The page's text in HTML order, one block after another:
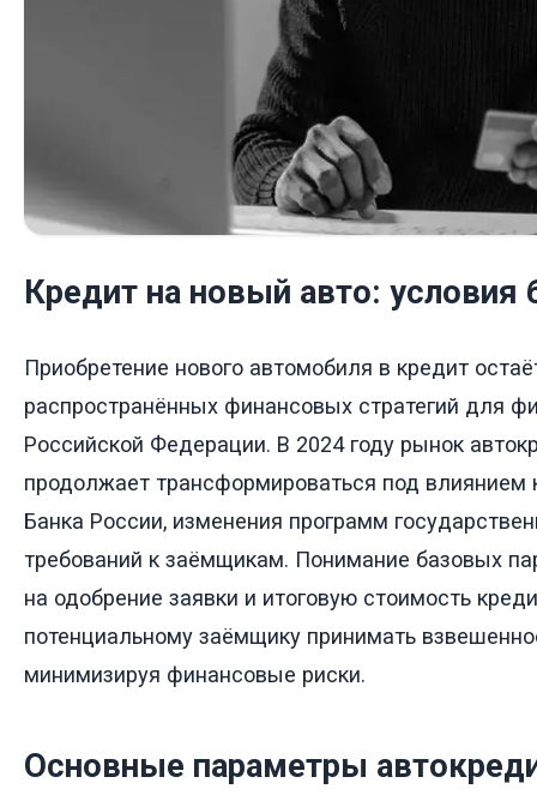
Кредит на новый авто: условия
Приобретение нового автомобиля в кредит
распространённых финансовых стратегий для
Российской Федерации. В 2024 году рынок
продолжает трансформироваться под влиянием
Банка России, изменения программ
требований к заёмщикам. Понимание базовых
на одобрение заявки и итоговую стоимость
потенциальному заёмщику принимать
минимизируя финансовые риски.
Основные параметры